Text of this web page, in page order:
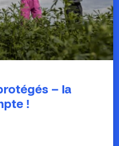
– la
!